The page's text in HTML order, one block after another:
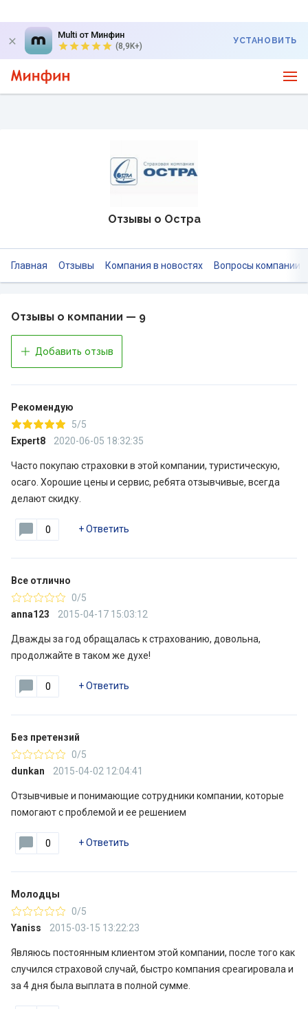
Multi от Минфин
(8,9K+)
УСТАНОВИТЬ
Отзывы о Остра
Главная Отзывы Компания в новостях Вопросы компании
Отзывы о компании — 9
Добавить отзыв
Рекомендую
5/5
Expert8
2020-06-05 18:32:35
Часто покупаю страховки в этой компании, туристическую,
осаго. Хорошие цены и сервис, ребята отзывчивые, всегда
делают скидку.
0 +Ответить
Все отлично
0/5
anna123
2015-04-17 15:03:12
Дважды за год обращалась к страхованию, довольна,
продолжайте в таком же духе!
0 +Ответить
Без претензий
0/5
dunkan
2015-04-02 12:04:41
Отзывчивые и понимающие сотрудники компании, которые
помогают с проблемой и ее решением
0 +Ответить
Молодцы
0/5
Yaniss
2015-03-15 13:22:23
Являюсь постоянным клиентом этой компании, после того как
случился страховой случай, быстро компания среагировала и
за 4 дня была выплата в полной сумме.